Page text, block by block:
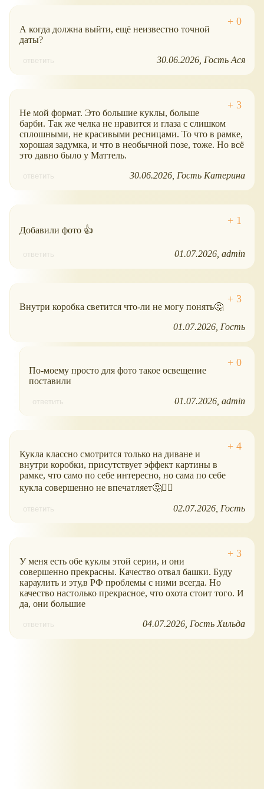
А когда должна выйти, ещё неизвестно точной
даты?
ответить 30.06.2026 Гость Aся
Не мой формат. Это большие куклы, больше
барби. Так же челка не нравится и глаза с слишком
сплошными, не красивыми ресницами. То что в рамке,
хорошая задумка, и что в необычной позе, тоже. Но всё
это давно было у Маттель.
ответить 30.06.2026 Гость Катерина
Добавили фото 👍
ответить 01.07.2026 admin
Внутри коробка светится что-ли не могу понять🤔
01.07.2026 Гость
По-моему просто для фото такое освещение
поставили
ответить 01.07.2026 admin
Кукла классно смотрится только на диване и
внутри коробки, присутствует эффект картины в
рамке, что само по себе интересно, но сама по себе
кукла совершенно не впечатляет🤔🤷‍♀️
ответить 02.07.2026 Гость
У меня есть обе куклы этой серии, и они
совершенно прекрасны. Качество отвал башки. Буду
караулить и эту,в РФ проблемы с ними всегда. Но
качество настолько прекрасное, что охота стоит того. И
да, они большие
ответить 04.07.2026 Гость Хильда